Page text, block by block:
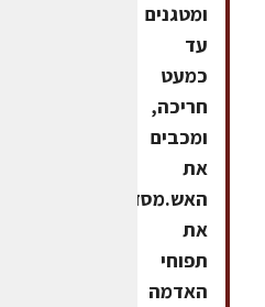
ומטגנים
עד
כמעט
חריכה,
ומכבים
את
האש.מסדרים
את
תפוחי
האדמה